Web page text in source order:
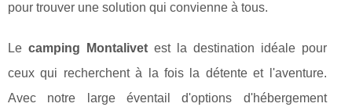
pour trouver une solution qui convienne à tous.
Le camping Montalivetest la destination idéale pour
ceux qui recherchent à la fois la détente et l'aventure.
Avec notre large éventail d'options d'hébergement